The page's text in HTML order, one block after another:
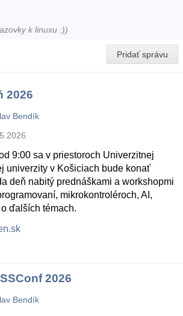
k linuxu :))
Pridať správu
2026
Bendík
9:00 sa v priestoroch Univerzitnej
univerzity v Košiciach bude konať
deň nabitý prednáškami a workshopmi
mikrokontroléroch, AI,
ďalších témach.
2026
Bendík